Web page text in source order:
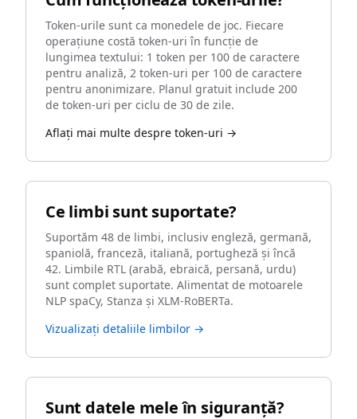
Token-urile sunt ca monedele de joc. Fiecare
operațiune costă token-uri în funcție de
lungimea textului: 1 token per 100 de caractere
pentru analiză, 2 token-uri per 100 de caractere
pentru anonimizare. Planul gratuit include 200
de token-uri per ciclu de 30 de zile.
Aflați mai multe despre token-uri →
Ce limbi sunt suportate?
Suportăm 48 de limbi, inclusiv engleză, germană,
spaniolă, franceză, italiană, portugheză și încă
42. Limbile RTL (arabă, ebraică, persană, urdu)
sunt complet suportate. Alimentat de motoarele
NLP spaCy, Stanza și XLM-RoBERTa.
Vizualizați detaliile limbilor →
Sunt datele mele în siguranță?